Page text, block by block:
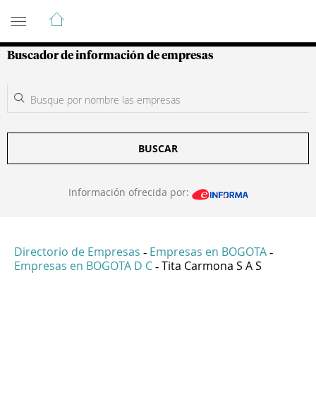
Guía de Empresas Colombianas
Buscador de información de empresas
BUSCAR
Información ofrecida por:
Directorio de Empresas - Empresas en BOGOTA -
Empresas en BOGOTA D C - Tita Carmona S A S